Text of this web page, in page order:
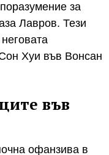
за
Лавров. Тези
Хуи във Вонсан
във
офанзива в